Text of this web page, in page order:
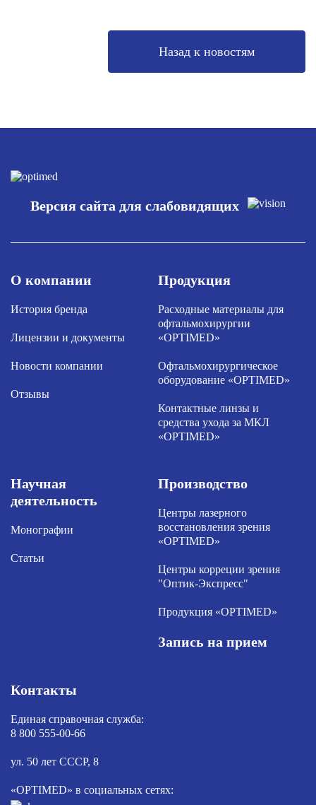
Назад к новостям
Версия сайта для слабовидящих
О компании
История бренда
Лицензии и документы
Новости компании
Отзывы
Продукция
Расходные материалы для
офтальмохирургии
«OPTIMED»
Офтальмохирургическое
оборудование «OPTIMED»
Контактные линзы и
средства ухода за МКЛ
«OPTIMED»
Научная
деятельность
Монографии
Статьи
Производство
Центры лазерного
восстановления зрения
«OPTIMED»
Центры корреции зрения
"Оптик-Экспресс"
Продукция «OPTIMED»
Запись на прием
Контакты
Единая справочная служба:
8 800 555-00-66
ул. 50 лет СССР, 8
«OPTIMED» в социальных сетях: